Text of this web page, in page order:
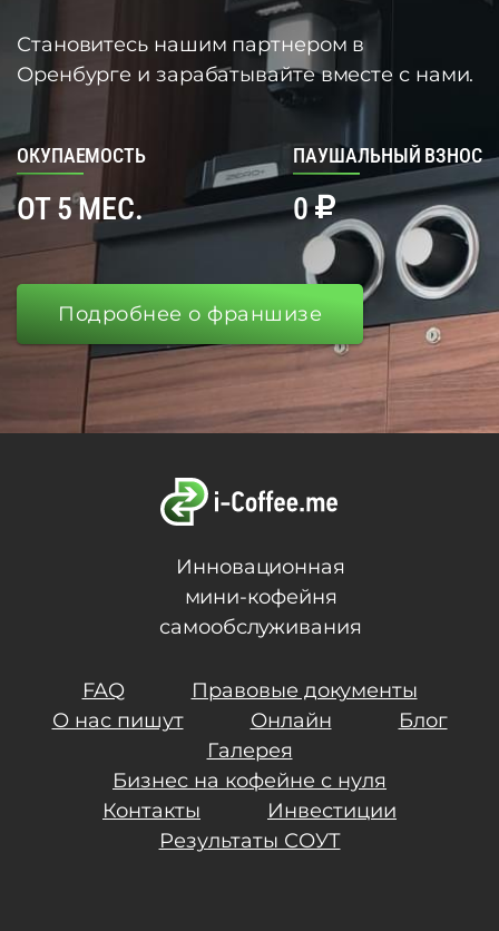
Становитесь нашим партнером в
Оренбурге и зарабатывайте вместе с нами.
ОКУПАЕМОСТЬ
ОТ 5 МЕС.
ПАУШАЛЬНЫЙ ВЗНОС
0
Подробнее о франшизе
Инновационная
мини-кофейня
самообслуживания
FAQ
Правовые документы
О нас пишут
Онлайн
Блог
Галерея
Бизнес на кофейне с нуля
Контакты
Инвестиции
Результаты СОУТ